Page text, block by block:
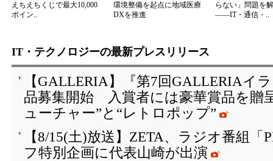
えちえちくじで最大10,000
ポイン..
環境整備を起点に地域医療
DXを推進
らない」問題を
――IT・通信・..
IT・テクノロジーの最新プレスリリース
【GALLERIA】『第7回GALLERIAイ
品募集開始 入賞者には豪華賞品を
ューチャー”と“レトロポップ”
【8/15(土)放送】ZETA、ラジオ番組「
フ特別企画に代表山崎が出演